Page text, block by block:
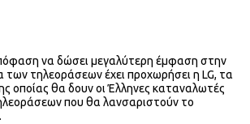
να δώσει μεγαλύτερη έμφαση στην
των τηλεοράσεων έχει προχωρήσει η LG, τα
οποίας θα δουν οι Έλληνες καταναλωτές
που θα λανσαριστούν το